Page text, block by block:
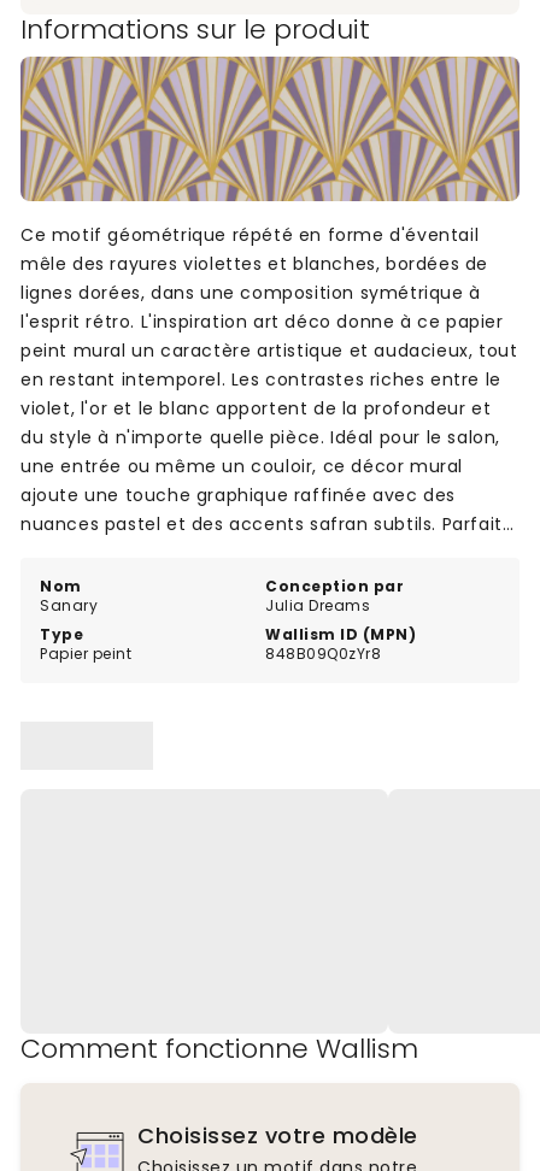
Informations sur le produit
Nom
Sanary
Conception par
Julia Dreams
Type
Papier peint
Wallism ID (MPN)
848B09Q0zYr8
Ce motif géométrique répété en forme d'éventail
mêle des rayures violettes et blanches, bordées de
lignes dorées, dans une composition symétrique à
l'esprit rétro. L'inspiration art déco donne à ce papier
peint mural un caractère artistique et audacieux, tout
en restant intemporel. Les contrastes riches entre le
violet, l'or et le blanc apportent de la profondeur et
du style à n'importe quelle pièce. Idéal pour le salon,
une entrée ou même un couloir, ce décor mural
ajoute une touche graphique raffinée avec des
nuances pastel et des accents safran subtils. Parfait
structurée.
Comment fonctionne Wallism
Choisissez votre modèle